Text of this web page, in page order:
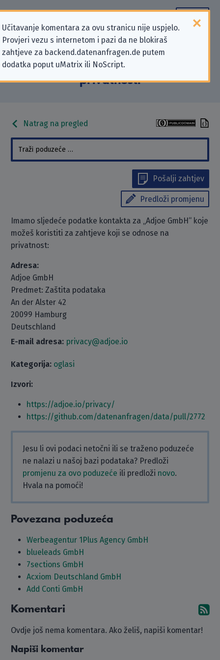
Učitavanje komentara za ovu stranicu nije uspjelo.
Provjeri vezu s internetom i pazi da ne blokiraš
zahtjeve za backend.datenanfragen.de putem
dodatka poput uMatrix ili NoScript.
Podaci kontakta „Adjoe GmbH” koji
se odnose na zahtjeve za zaštitu
privatnosti
Natrag na pregled
Pošalji zahtjev
Predloži promjenu
Imamo sljedeće podatke kontakta za „Adjoe GmbH“ koje
možeš koristiti za zahtjeve koji se odnose na
privatnost:
Adresa:
Adjoe GmbH
Predmet: Zaštita podataka
An der Alster 42
20099 Hamburg
Deutschland
E-mail adresa: privacy@adjoe.io
Kategorija: oglasi
Izvori:
https://adjoe.io/privacy/
https://github.com/datenanfragen/data/pull/2772
Jesu li ovi podaci netočni ili se traženo poduzeće
ne nalazi u našoj bazi podataka? Predloži
promjenu za ovo poduzeće ili predloži novo.
Hvala na pomoći!
Povezana poduzeća
Werbeagentur 1Plus Agency GmbH
blueleads GmbH
7sections GmbH
Acxiom Deutschland GmbH
Add Conti GmbH
Komentari
Ovdje još nema komentara. Ako želiš, napiši komentar!
Napiši komentar